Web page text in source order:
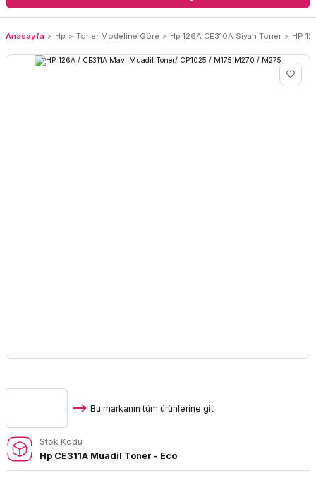
Anasayfa Hp Toner Modeline Göre Hp 126A CE310A Siyah Toner HP
Bu markanın tüm ürünlerine git
Stok Kodu
Hp CE311A Muadil Toner - Eco